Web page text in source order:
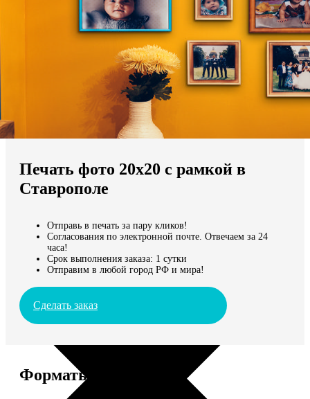
Мы доставляем по всему миру
Продолжить без города
Печать фото 20х20 с рамкой в
Ставрополе
Отправь в печать за пару кликов!
Согласования по электронной почте. Отвечаем за 24
часа!
Срок выполнения заказа: 1 сутки
Отправим в любой город РФ и мира!
Сделать заказ
Форматы и цены